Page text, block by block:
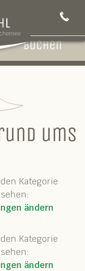
5246
6430
Bei uns mit
buchen
ums
Kategorie
ändern
Kategorie
ändern